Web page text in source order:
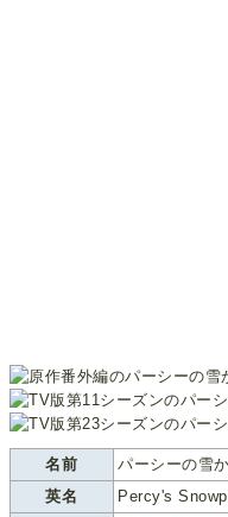
名前
パーシーの雪
英名
Percy's